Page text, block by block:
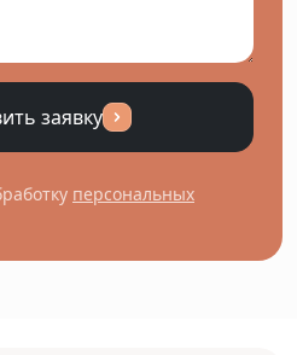
заявку
персональных